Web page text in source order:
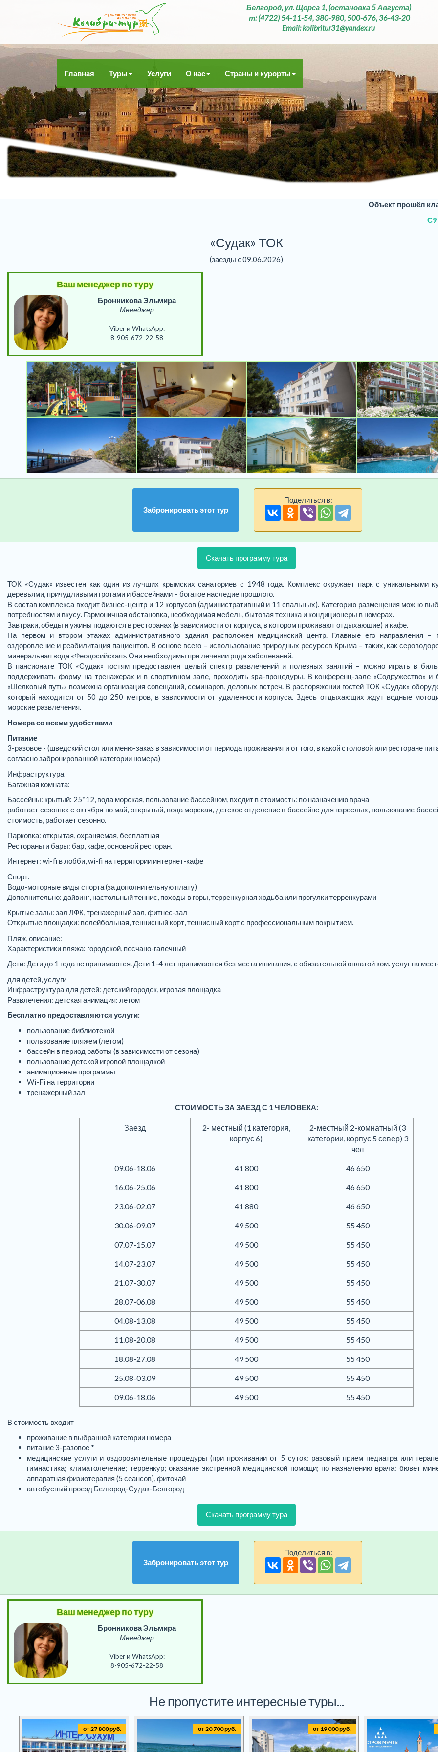
Белгород, ул. Щорса 1, (остановка 5 Августа)
т: (4722) 54-11-54, 380-980, 500-676, 36-43-20
Email: kolibritur31@yandex.ru
Главная Туры Услуги О нас Страны и курорты
Объект прошёл
«Судак» ТОК
(заезды c 09.06.2026)
Ваш менеджер по туру
Бронникова Эльмира
Менеджер
Viber и WhatsApp:
8-905-672-22-58
Забронировать этот тур
Поделиться в:
Скачать программу тура
ТОК «Судак» известен как один из лучших крымских санаториев с 1948 года. Комплекс окружает парк с уникальными
деревьями, причудливыми гротами и бассейнами – богатое наследие прошлого.
В состав комплекса входит бизнес-центр и 12 корпусов (административный и 11 спальных). Категорию размещения можно
потребностям и вкусу. Гармоничная обстановка, необходимая мебель, бытовая техника и кондиционеры в номерах.
Завтраки, обеды и ужины подаются в ресторанах (в зависимости от корпуса, в котором проживают отдыхающие) и кафе.
На первом и втором этажах административного здания расположен медицинский центр. Главные его направления –
оздоровление и реабилитация пациентов. В основе всего – использование природных ресурсов Крыма – таких, как
минеральная вода «Феодосийская». Они необходимы при лечении ряда заболеваний.
В пансионате ТОК «Судак» гостям предоставлен целый спектр развлечений и полезных занятий – можно играть в
поддерживать форму на тренажерах и в спортивном зале, проходить spa-процедуры. В конференц-зале «Содружество» и
«Шелковый путь» возможна организация совещаний, семинаров, деловых встреч. В распоряжении гостей ТОК «Судак»
который находится от 50 до 250 метров, в зависимости от удаленности корпуса. Здесь отдыхающих ждут водные
морские развлечения.
Номера со всеми удобствами
Питание
3-разовое - (шведский стол или меню-заказ в зависимости от периода проживания и от того, в какой столовой или ресторане
согласно забронированной категории номера)
Инфраструктура
Багажная комната:
Бассейны: крытый: 25*12, вода морская, пользование бассейном, входит в стоимость: по назначению врача
работает сезонно: с октября по май, открытый, вода морская, детское отделение в бассейне для взрослых, пользование
стоимость, работает сезонно.
Парковка: открытая, охраняемая, бесплатная
Рестораны и бары: бар, кафе, основной ресторан.
Интернет: wi-fi в лобби, wi-fi на территории интернет-кафе
Спорт:
Водо-моторные виды спорта (за дополнительную плату)
Дополнительно: дайвинг, настольный теннис, походы в горы, терренкурная ходьба или прогулки терренкурами
Крытые залы: зал ЛФК, тренажерный зал, фитнес-зал
Открытые площадки: волейбольная, теннисный корт, теннисный корт с профессиональным покрытием.
Пляж, описание:
Характеристики пляжа: городской, песчано-галечный
Дети: Дети до 1 года не принимаются. Дети 1-4 лет принимаются без места и питания, с обязательной оплатой ком. услуг на
для детей, услуги
Инфраструктура для детей: детский городок, игровая площадка
Развлечения: детская анимация: летом
Бесплатно предоставляются услуги:
пользование библиотекой
пользование пляжем (летом)
бассейн в период работы (в зависимости от сезона)
пользование детской игровой площадкой
анимационные программы
Wi-Fi на территории
тренажерный зал
СТОИМОСТЬ ЗА ЗАЕЗД С 1 ЧЕЛОВЕКА:
Заезд
2- местный (1 категория,
корпус 6)
2-местный 2-комнатный (3
категории, корпус 5 север) 3
чел
09.06-18.06 41 800 46 650
16.06-25.06 41 800 46 650
23.06-02.07 41 880 46 650
30.06-09.07 49 500 55 450
07.07-15.07 49 500 55 450
14.07-23.07 49 500 55 450
21.07-30.07 49 500 55 450
28.07-06.08 49 500 55 450
04.08-13.08 49 500 55 450
11.08-20.08 49 500 55 450
18.08-27.08 49 500 55 450
25.08-03.09 49 500 55 450
09.06-18.06 49 500 55 450
В стоимость входит
проживание в выбранной категории номера
питание 3-разовое *
медицинские услуги и оздоровительные процедуры (при проживании от 5 суток: разовый прием педиатра или
гимнастика; климатолечение; терренкур; оказание экстренной медицинской помощи; по назначению врача: бювет
аппаратная физиотерапия (5 сеансов), фиточай
автобусный проезд Белгород-Судак-Белгород
Скачать программу тура
Забронировать этот тур
Поделиться в:
Ваш менеджер по туру
Бронникова Эльмира
Менеджер
Viber и WhatsApp:
8-905-672-22-58
Не пропустите интересные туры...
от 27 800 руб. от 20 700 руб. от 19 000 руб.